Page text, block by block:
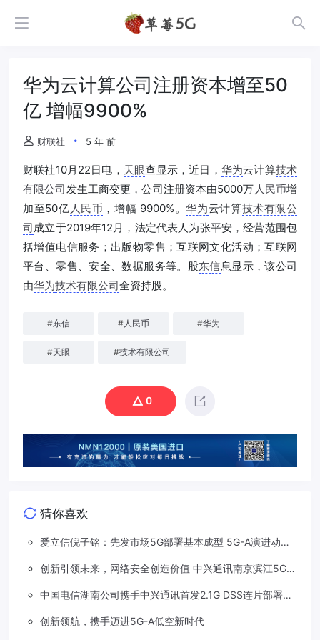
华为云计算公司注册资本增至50
亿 增幅9900%
财联社 5 年 前
财联社10月22日电， 天眼查显示，近日， 华为云计算技术
有限公司 发生工商变更，公司注册资本由5000万 人民币增
加至50亿 人民币 ，增幅 9900%。华为云计算技术有限公
司 成立于2019年12月，法定代表人为张平安，经营范围包
括增值电信服务；出版物零售；互联网文化活动；互联网
平台、零售、安全、数据服务等。股东信息显示，该公司
由华为技术有限公司全资持股。
#东信 # 人民币 #华为
#天眼 #技术有限公司
0
猜你喜欢
爱立信倪子铭：先发市场5G部署基本成型 5G-A演进动能
创新引领未来，网络安全创造价值 中兴通讯南京滨江5G工
中国电信湖南公司携手中兴通讯首发2.1G DSS连片部署助
创新领航，携手迈进5G-A低空新时代